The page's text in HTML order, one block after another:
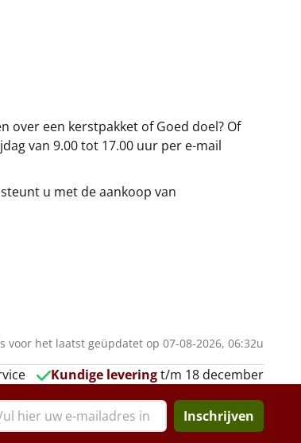
over een kerstpakket of Goed doel? Of
van 9.00 tot 17.00 uur per e-mail
u met de aankoop van
voor het laatst geüpdatet op 07-08-2026, 06:32u
Kundige leveringt/m 18 december
Inschrijven